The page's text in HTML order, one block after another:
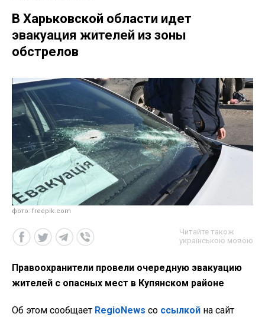
В Харьковской области идет
эвакуация жителей из зоны
обстрелов
фото: freepik.com
Читайте також
українською мовою
Правоохранители провели очередную эвакуацию
жителей с опасных мест в Купянском районе
Об этом сообщает RegioNews со ссылкой на сайт